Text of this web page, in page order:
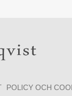
POLICY OCH